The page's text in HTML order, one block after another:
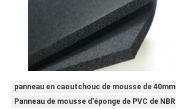
panneau en caoutchouc de mousse de 40mm
Panneau de mousse d'éponge de PVC de NBR